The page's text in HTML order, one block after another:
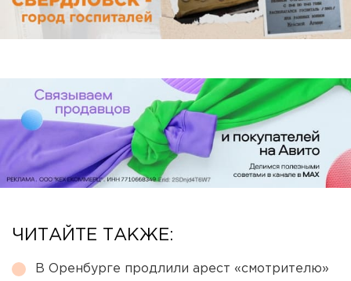
ЧИТАЙТЕ ТАКЖЕ:
В Оренбурге продлили арест «смотрителю»